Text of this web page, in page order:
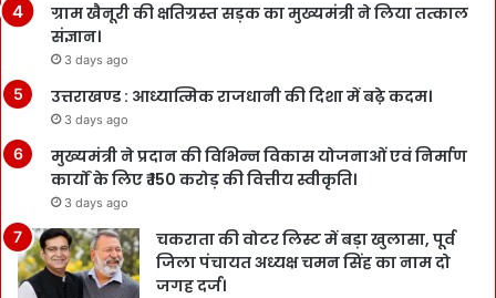
ग्राम खैनूरी की क्षतिग्रस्त सड़क का मुख्यमंत्री ने लिया तत्काल
संज्ञान।
3 days ago
उत्तराखण्ड : आध्यात्मिक राजधानी की दिशा में बढ़े कदम।
3 days ago
मुख्यमंत्री ने प्रदान की विभिन्न विकास योजनाओं एवं निर्माण
कार्यों के लिए ₹ 150 करोड़ की वित्तीय स्वीकृति।
3 days ago
चकराता की वोटर लिस्ट में बड़ा खुलासा, पूर्व
जिला पंचायत अध्यक्ष चमन सिंह का नाम दो
जगह दर्ज।